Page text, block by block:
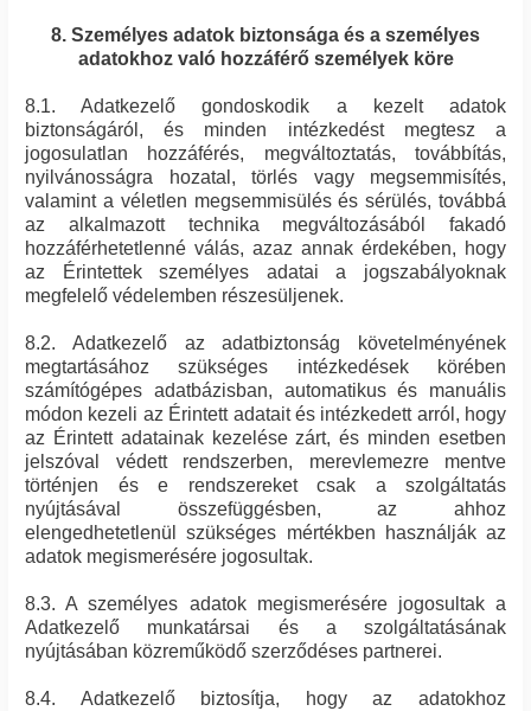
8. Személyes adatok biztonsága és a személyes
adatokhoz való hozzáférő személyek köre
8.1. Adatkezelő gondoskodik a kezelt adatok
biztonságáról, és minden intézkedést megtesz a
jogosulatlan hozzáférés, megváltoztatás, továbbítás,
nyilvánosságra hozatal, törlés vagy megsemmisítés,
valamint a véletlen megsemmisülés és sérülés, továbbá
az alkalmazott technika megváltozásából fakadó
hozzáférhetetlenné válás, azaz annak érdekében, hogy
az Érintettek személyes adatai a jogszabályoknak
megfelelő védelemben részesüljenek.
8.2. Adatkezelő az adatbiztonság követelményének
megtartásához szükséges intézkedések körében
számítógépes adatbázisban, automatikus és manuális
módon kezeli az Érintett adatait és intézkedett arról, hogy
az Érintett adatainak kezelése zárt, és minden esetben
jelszóval védett rendszerben, merevlemezre mentve
történjen és e rendszereket csak a szolgáltatás
nyújtásával összefüggésben, az ahhoz
elengedhetetlenül szükséges mértékben használják az
adatok megismerésére jogosultak.
8.3. A személyes adatok megismerésére jogosultak a
Adatkezelő munkatársai és a szolgáltatásának
nyújtásában közreműködő szerződéses partnerei.
8.4. Adatkezelő biztosítja, hogy az adatokhoz